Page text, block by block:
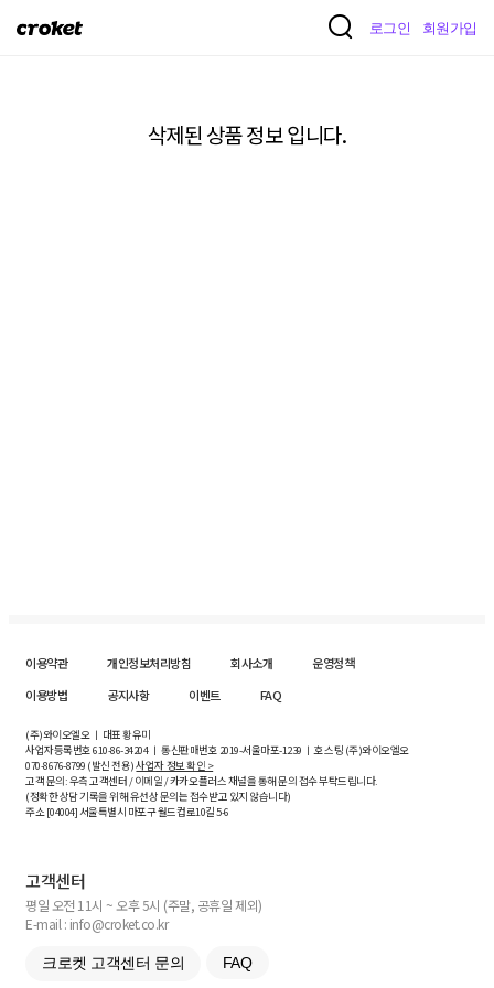
크
로그인 회원가입
삭제된 상품 정보 입니다.
이용약관 개인정보처리방침 회사소개
운영정책
이용방법
공지사항 이벤트 FAQ
(주)와이오엘오 ㅣ 대표 황유미
사업자등록번호610-86-34204ㅣ 통신판매번호 2019-서울마포-1239 ㅣ 호스팅 (주)와이오엘오
070-8676-8799 (발신 전용)사업자 정보 확인 >
고객 문의: 우측 고객센터 / 이메일 / 카카오플러스 채널을 통해 문의 접수 부탁드립니다.
(정확한 상담 기록을 위해 유선상 문의는 접수받고 있지 않습니다)
주소 [04004] 서울특별시 마포구 월드컵로10길5-6
고객센터
평일 오전 11시 ~ 오후 5시 (주말, 공휴일 제외)
E-mail : info@croket.co.kr
크로켓 고객센터 문의 FAQ